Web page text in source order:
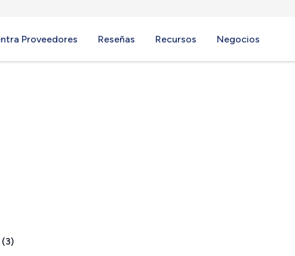
Proveedores Reseñas Recursos Negocios